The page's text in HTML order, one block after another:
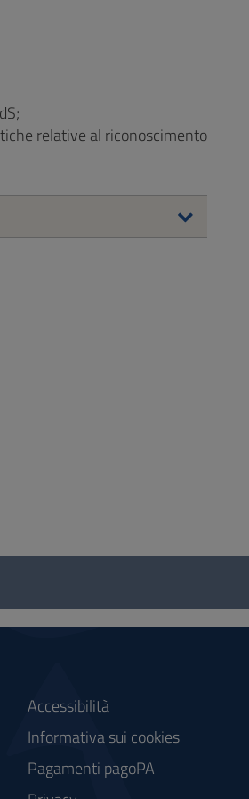
relative al riconoscimento
Accessibilità
Informativa sui cookies
Pagamenti pagoPA